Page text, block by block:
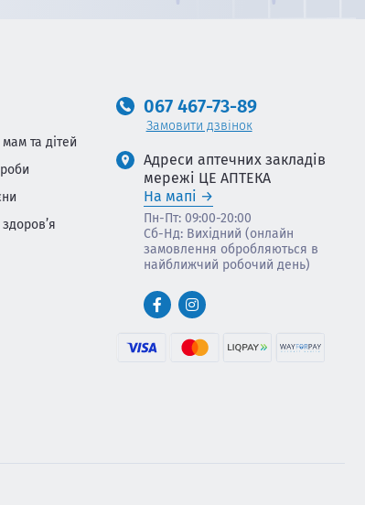
та дітей
067 467-73-89
Замовити дзвінок
Адреси аптечних закладів
мережі ЦЕ АПТЕКА
На мапі
Пн-Пт: 09:00-20:00
Сб-Нд: Вихідний (онлайн
замовлення обробляються в
найближчий робочий день)